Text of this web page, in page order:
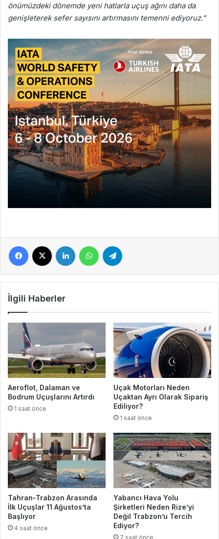
önümüzdeki dönemde yeni hatlarla uçuş ağını daha da
genişleterek sefer sayısını artırmasını temenni ediyoruz.”
Facebook LinkedIn WhatsApp
İlgili Haberler
Aeroflot, Dalaman ve
Bodrum Uçuşlarını Artırdı
1 saat önce
Uçak Motorları Neden
Uçaktan Ayrı Olarak Sipariş
Ediliyor?
1 saat önce
Tahran-Trabzon Arasında
İlk Uçuşlar 11 Ağustos’ta
Başlıyor
4 saat önce
Yabancı Hava Yolu
Şirketleri Neden Rize’yi
Değil Trabzon’u Tercih
Ediyor?
7 saat önce